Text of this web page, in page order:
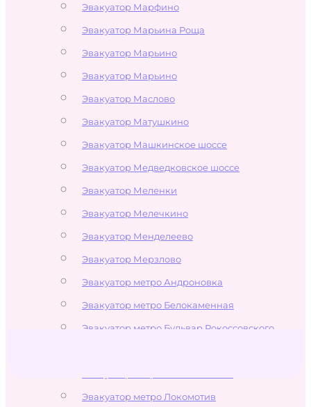
Эвакуатор Марфино
Эвакуатор Марьина Роща
Эвакуатор Марьино
Эвакуатор Марьино
Эвакуатор Маслово
Эвакуатор Матушкино
Эвакуатор Машкинское шоссе
Эвакуатор Медведковское шоссе
Эвакуатор Меленки
Эвакуатор Мелечкино
Эвакуатор Менделеево
Эвакуатор Мерзлово
Эвакуатор метро Андроновка
Эвакуатор метро Белокаменная
Эвакуатор метро Бульвар Рокоссовского
Эвакуатор метро Локомотив